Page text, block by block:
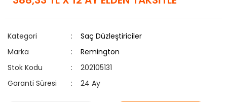
Kategori
Saç Düzleştiriciler
Marka
Remington
Stok Kodu
202105131
Garanti Süresi
24 Ay